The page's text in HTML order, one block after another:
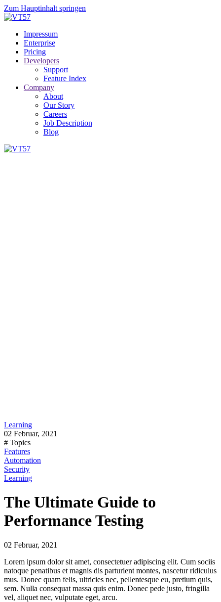
Zum Hauptinhalt springen
Impressum
Enterprise
Pricing
Developers
Support
Feature Index
Company
About
Our Story
Careers
Job Description
Blog
Learning
02 Februar, 2021
# Topics
Features
Automation
Security
Learning
The Ultimate Guide to
Performance Testing
02 Februar, 2021
Lorem ipsum dolor sit amet, consectetuer adipiscing elit. Cum sociis
natoque penatibus et magnis dis parturient montes, nascetur ridiculus
mus. Donec quam felis, ultricies nec, pellentesque eu, pretium quis,
sem. Nulla consequat massa quis enim. Donec pede justo, fringilla
vel, aliquet nec, vulputate eget, arcu.